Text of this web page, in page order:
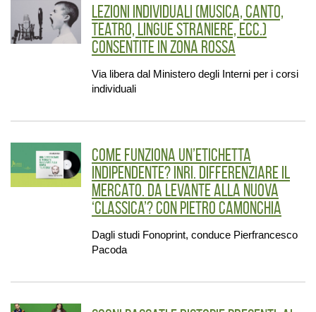
Lezioni individuali (musica, canto,
teatro, lingue straniere, ecc.)
consentite in zona rossa
Via libera dal Ministero degli Interni per i corsi
individuali
Come funziona un’etichetta
indipendente? INRI. Differenziare il
mercato. Da Levante alla nuova
‘classica’? con Pietro Camonchia
Dagli studi Fonoprint, conduce Pierfrancesco
Pacoda